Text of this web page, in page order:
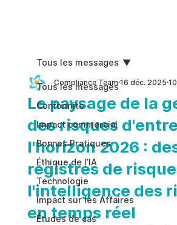
Tous les messages
Conformite
Impact commercial
Bonnes Pratiques
Éthique de l’IA
Technologie
Impact sur les Affaires
Études de cas
Tous les messages
Le paysage de la
des risques
l'horizon 2026 :
registres de
l'intelligence des
en temps réel
Compliance Team 16 déc. 2025